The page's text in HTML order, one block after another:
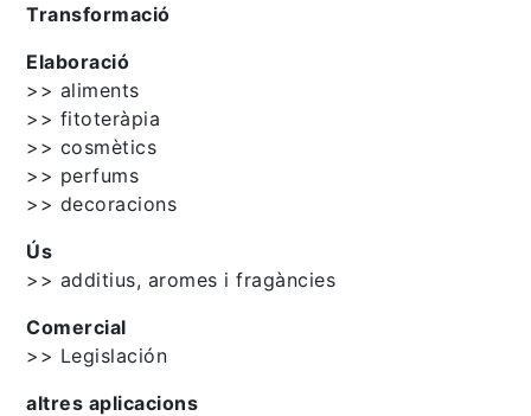
Transformació
Elaboració
>> aliments
>> fitoteràpia
>> cosmètics
>> perfums
>> decoracions
Ús
>> additius, aromes i fragàncies
Comercial
>> Legislación
altres aplicacions